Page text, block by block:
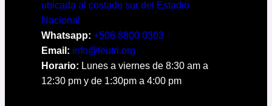
ubicada al costado sur del Estadio
Nacional
Whatsapp: +506 8800 0303
Email: info@feutri.org
Horario: Lunes a viernes de 8:30 am a
12:30 pm y de 1:30pm a 4:00 pm